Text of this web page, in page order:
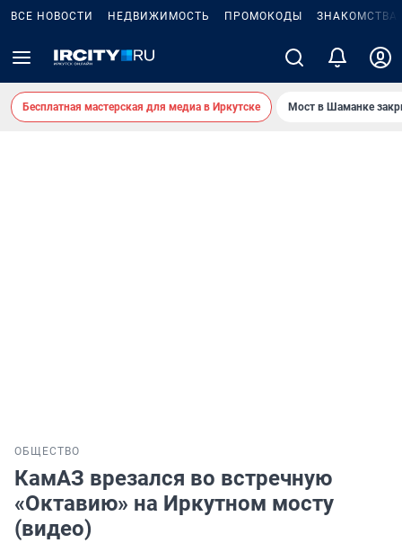
ВСЕ НОВОСТИ НЕДВИЖИМОСТЬ ПРОМОКОДЫ ЗНАКОМСТВА
Бесплатная мастерская для медиа в Иркутске Мост в Шаманке
ОБЩЕСТВО
КамАЗ врезался во встречную
«Октавию» на Иркутном мосту
(видео)